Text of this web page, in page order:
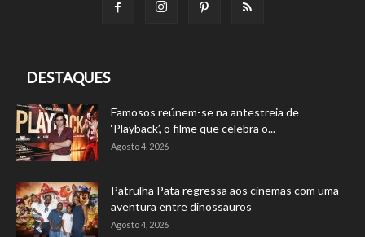
DESTAQUES
Famosos reúnem-se na antestreia de
‘Playback’, o filme que celebra o...
Agosto 4, 2026
Patrulha Pata regressa aos cinemas com uma
aventura entre dinossauros
Agosto 4, 2026